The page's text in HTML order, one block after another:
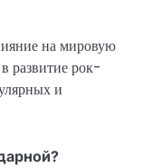
на мировую
развитие рок-
и